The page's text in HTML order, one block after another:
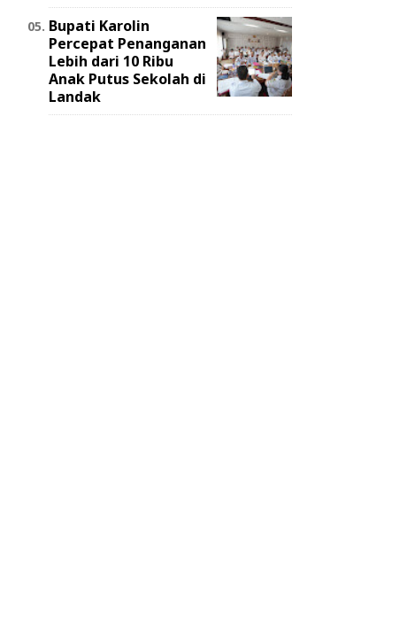
Bupati Karolin
Percepat Penanganan
Lebih dari 10 Ribu
Anak Putus Sekolah di
Landak